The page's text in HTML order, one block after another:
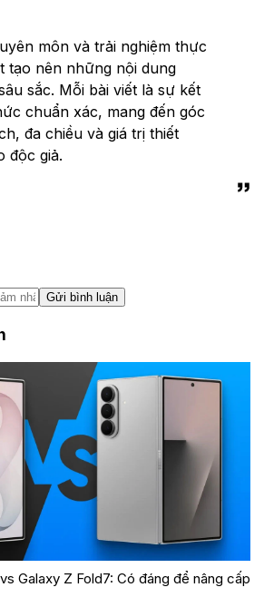
môn và trải nghiệm thực
tạo nên những nội dung
sắc. Mỗi bài viết là sự kết
chuẩn xác, mang đến góc
đa chiều và giá trị thiết
độc giả.
Gửi bình luận
Galaxy Z Fold7: Có đáng để nâng cấp